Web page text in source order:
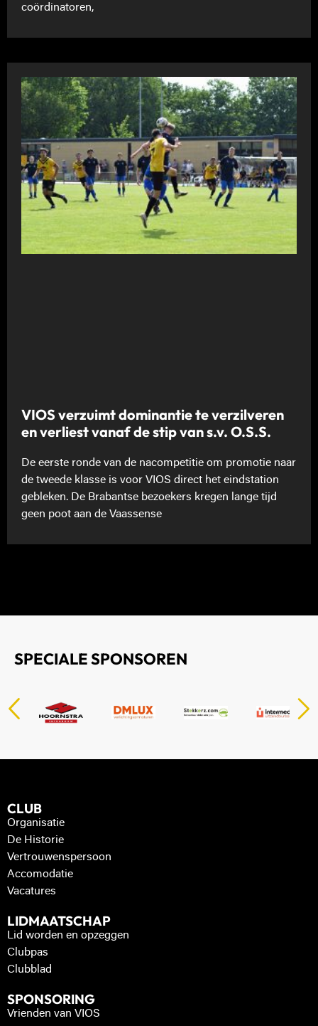
coördinatoren,
VIOS verzuimt dominantie te verzilveren
en verliest vanaf de stip van s.v. O.S.S.
De eerste ronde van de nacompetitie om promotie naar
de tweede klasse is voor VIOS direct het eindstation
gebleken. De Brabantse bezoekers kregen lange tijd
geen poot aan de Vaassense
SPECIALE SPONSOREN
CLUB
Organisatie
De Historie
Vertrouwenspersoon
Accomodatie
Vacatures
LIDMAATSCHAP
Lid worden en opzeggen
Clubpas
Clubblad
SPONSORING
Vrienden van VIOS